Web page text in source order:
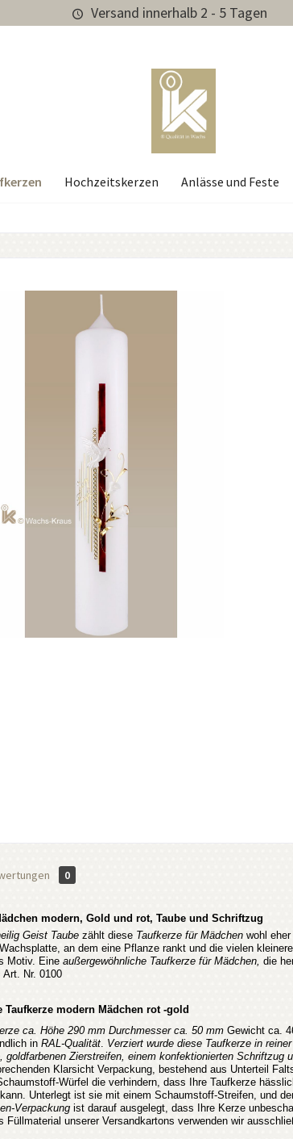
Versand innerhalb 2 - 5 Tagen
Hochzeitskerzen Anlässe und Feste
0
modern, Gold und rot, Taube und Schriftzug
Geist Taube zählt diese Taufkerze für Mädchen wohl
an dem eine Pflanze rankt und die vielen
Motiv. Eine außergewöhnliche Taufkerze für Mädchen, die
Art. Nr. 0100
Taufkerze modern Mädchen rot -gold
ca. Höhe 290 mm Durchmesser ca. 50 mm Gewicht ca.
in RAL-Qualität. Verziert wurde diese Taufkerze in
goldfarbenen Zierstreifen, einem konfektionierten Schriftzug
Klarsicht Verpackung, bestehend aus Unterteil
Würfel die verhindern, dass Ihre Taufkerze
Unterlegt ist sie mit einem Schaumstoff-Streifen, und
Verpackung ist darauf ausgelegt, dass Ihre Kerze
Füllmaterial unserer Versandkartons verwenden wir